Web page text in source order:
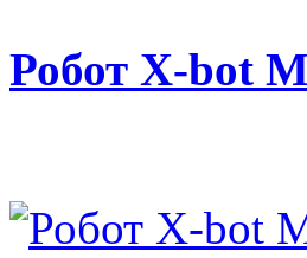
Робот X-bot